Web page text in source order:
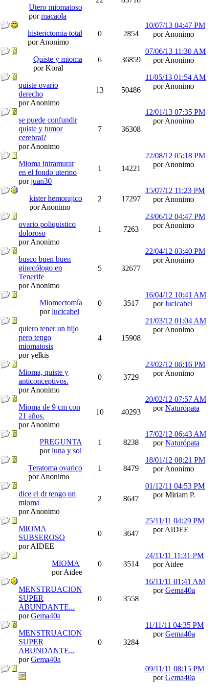
Utero miomatoso
pormacaola
histerictomia total
por Anonimo
0 2854
10/07/13 04:47 PM
por Anonimo
Quiste y mioma
por Koral
6 36859
07/06/13 11:30 AM
por Anonimo
quiste ovario
derecho
por Anonimo
13 50486
11/05/13 01:54 AM
por Anonimo
se puede confundir
quiste y tumor
cerebral?
por Anonimo
7 36308
12/01/13 07:35 PM
por Anonimo
Mioma intramurar
en el fondo uterino
porjuan30
1 14221
22/08/12 05:18 PM
por Anonimo
kister hemorajico
por Anonimo
2 17297
15/07/12 11:23 PM
por Anonimo
ovario poliquistico
doloroso
por Anonimo
1 7263
23/06/12 04:47 PM
por Anonimo
busco buen buen
ginecólogo en
Tenerife
por Anonimo
5 32677
22/04/12 03:40 PM
por Anonimo
Miomectomía
porlucicabel
0 3517
16/04/12 10:41 AM
porlucicabel
quiero tener un hijo
pero tengo
miomatosis
por yelkis
4 15908
21/03/12 01:04 AM
por Anonimo
Mioma, quiste y
anticonceptivos.
por Anonimo
0 3729
23/02/12 06:16 PM
por Anonimo
Mioma de 9 cm con
21 años.
por Anonimo
10 40293
20/02/12 07:57 AM
porNaturópata
PREGUNTA
porluna y sol
1 8238
17/02/12 06:43 AM
porNaturópata
Teratoma ovarico
por Anonimo
1 8479
18/01/12 08:21 PM
por Anonimo
dice el dr tengo un
mioma
por Anonimo
2 8647
01/12/11 04:53 PM
por Miriam P.
MIOMA
SUBSEROSO
por AIDEE
0 3647
25/11/11 04:29 PM
por AIDEE
MIOMA
por Aidee
0 3514
24/11/11 11:31 PM
por Aidee
MENSTRUACION
SUPER
ABUNDANTE...
porGema40a
0 3558
16/11/11 01:41 AM
porGema40a
MENSTRUACION
SUPER
ABUNDANTE...
porGema40a
0 3284
11/11/11 04:35 PM
porGema40a
09/11/11 08:15 PM
porGema40a